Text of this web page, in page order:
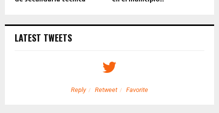
LATEST TWEETS
Reply Retweet Favorite